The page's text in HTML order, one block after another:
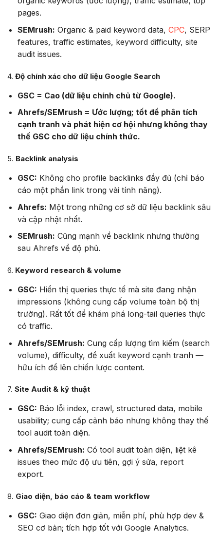
pages.
SEMrush: Organic & paid keyword data, CPC, SERP
features, traffic estimates, keyword difficulty, site
audit issues.
4. Độ chính xác cho dữ liệu Google Search
GSC = Cao (dữ liệu chính chủ từ Google).
Ahrefs/SEMrush = Ước lượng; tốt để phân tích
cạnh tranh và phát hiện cơ hội nhưng không thay
thế GSC cho dữ liệu chính thức.
5. Backlink analysis
GSC: Không cho profile backlinks đầy đủ (chỉ báo
cáo một phần link trong vài tính năng).
Ahrefs: Một trong những cơ sở dữ liệu backlink sâu
và cập nhật nhất.
SEMrush: Cũng mạnh về backlink nhưng thường
sau Ahrefs về độ phủ.
6. Keyword research & volume
GSC: Hiển thị queries thực tế mà site đang nhận
impressions (không cung cấp volume toàn bộ thị
trường). Rất tốt để khám phá long-tail queries thực
có traffic.
Ahrefs/SEMrush: Cung cấp lượng tìm kiếm (search
volume), difficulty, đề xuất keyword cạnh tranh —
hữu ích để lên chiến lược content.
7. Site Audit & kỹ thuật
GSC: Báo lỗi index, crawl, structured data, mobile
usability; cung cấp cảnh báo nhưng không thay thế
tool audit toàn diện.
Ahrefs/SEMrush: Có tool audit toàn diện, liệt kê
issues theo mức độ ưu tiên, gợi ý sửa, report
export.
8. Giao diện, báo cáo & team workflow
GSC: Giao diện đơn giản, miễn phí, phù hợp dev &
SEO cơ bản; tích hợp tốt với Google Analytics.